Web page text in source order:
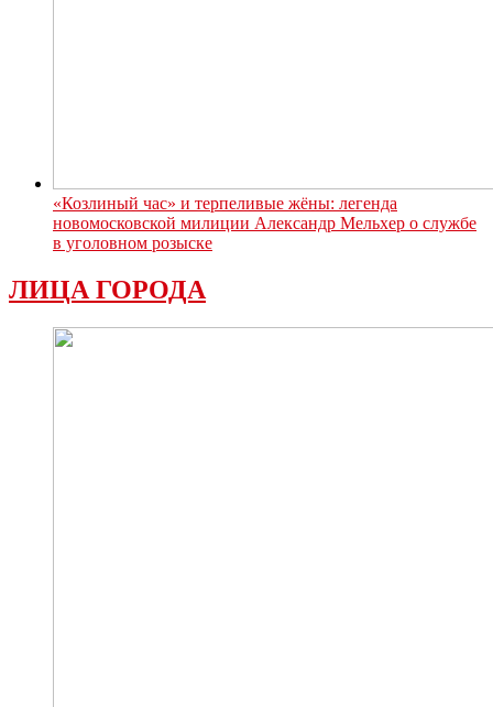
«Козлиный час» и терпеливые жёны: легенда
новомосковской милиции Александр Мельхер о службе
в уголовном розыске
ЛИЦА ГОРОДА